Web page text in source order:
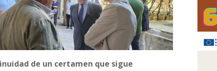
de un certamen que sigue